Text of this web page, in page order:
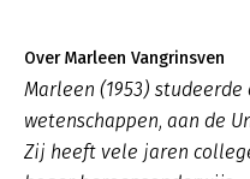
Over Marleen Vangrinsven
Marleen (1953)
wetenschappen, aan de
Zij heeft vele jaren